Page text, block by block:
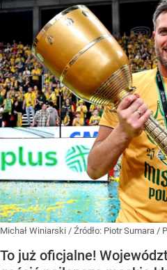
Michał Winiarski / Źródło: Piotr Sumara /
To już oficjalne!